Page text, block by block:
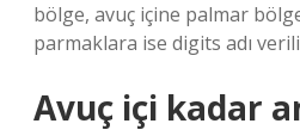
bölge, avuç içine palmar
parmaklara ise digits adı
Avuç içi kadar